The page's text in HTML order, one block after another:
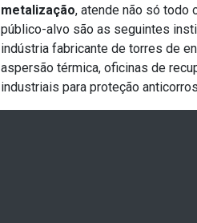
metalização, atende não só todo
público-alvo são as seguintes
indústria fabricante de torres de
aspersão térmica, oficinas de
industriais para proteção